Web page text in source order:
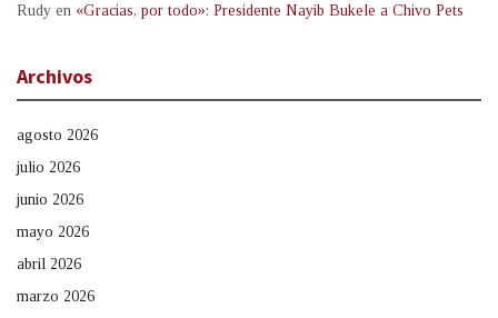
Rudy en «Gracias, por todo»: Presidente Nayib Bukele a Chivo Pets
Archivos
agosto 2026
julio 2026
junio 2026
mayo 2026
abril 2026
marzo 2026